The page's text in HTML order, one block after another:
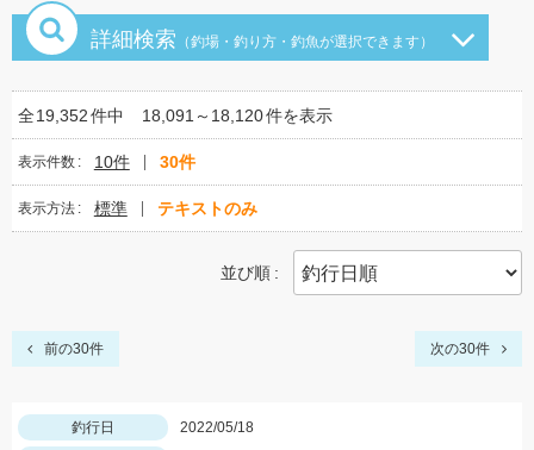
詳細検索 （釣場・釣り方・釣魚が選択できます）
全19,352件中 18,091～18,120件を表示
表示件数 10件 30件
表示方法 標準 テキストのみ
並び順
前の30件 次の30件
釣行日
2022/05/18